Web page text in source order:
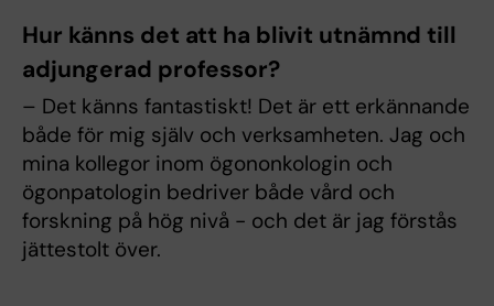
Hur känns det att ha blivit utnämnd till
adjungerad professor?
– Det känns fantastiskt! Det är ett erkännande
både för mig själv och verksamheten. Jag och
mina kollegor inom ögononkologin och
ögonpatologin bedriver både vård och
forskning på hög nivå - och det är jag förstås
jättestolt över.